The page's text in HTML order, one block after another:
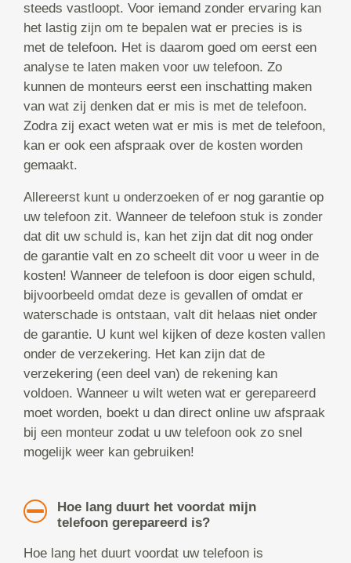
steeds vastloopt. Voor iemand zonder ervaring kan
het lastig zijn om te bepalen wat er precies is is
met de telefoon. Het is daarom goed om eerst een
analyse te laten maken voor uw telefoon. Zo
kunnen de monteurs eerst een inschatting maken
van wat zij denken dat er mis is met de telefoon.
Zodra zij exact weten wat er mis is met de telefoon,
kan er ook een afspraak over de kosten worden
gemaakt.
Allereerst kunt u onderzoeken of er nog garantie op
uw telefoon zit. Wanneer de telefoon stuk is zonder
dat dit uw schuld is, kan het zijn dat dit nog onder
de garantie valt en zo scheelt dit voor u weer in de
kosten! Wanneer de telefoon is door eigen schuld,
bijvoorbeeld omdat deze is gevallen of omdat er
waterschade is ontstaan, valt dit helaas niet onder
de garantie. U kunt wel kijken of deze kosten vallen
onder de verzekering. Het kan zijn dat de
verzekering (een deel van) de rekening kan
voldoen. Wanneer u wilt weten wat er gerepareerd
moet worden, boekt u dan direct online uw afspraak
bij een monteur zodat u uw telefoon ook zo snel
mogelijk weer kan gebruiken!
Hoe lang duurt het voordat mijn
telefoon gerepareerd is?
Hoe lang het duurt voordat uw telefoon is